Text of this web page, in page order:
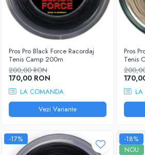
Pros Pro Black Force Racordaj
Tenis Camp 200m
200,00 RON
170,00 RON
LA COMANDA
Vezi Variante
Pros
Tenis
LA
-17%
-18%
NOU